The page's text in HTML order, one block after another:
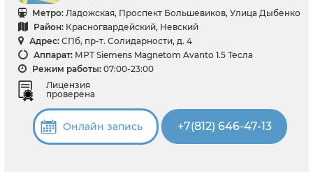
Метро: Ладожская, Проспект Большевиков, Улица Дыбенко
Район: Красногвардейский, Невский
Адрес: СПб, пр-т. Солидарности, д. 4
Аппарат: МРТ Siemens Magnetom Avanto 1.5 Тесла
Режим работы: 07:00-23:00
Лицензия
проверена
Онлайн запись +7(812) 646-47-13